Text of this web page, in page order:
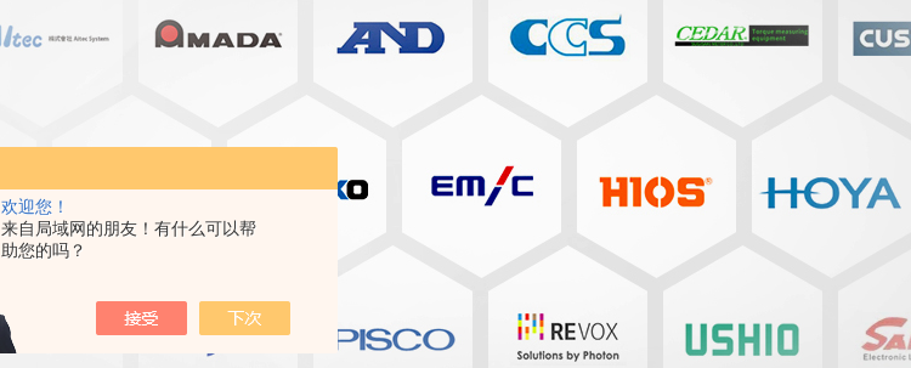
欢迎您！
来自局域网的朋友！有什么可以帮
助您的吗？